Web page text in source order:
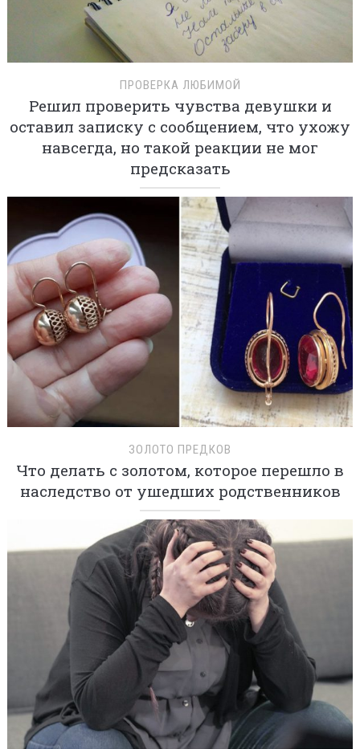
ПРОВЕРКА ЛЮБИМОЙ
Решил проверить чувства девушки и
оставил записку с сообщением, что ухожу
навсегда, но такой реакции не мог
предсказать
ЗОЛОТО ПРЕДКОВ
Что делать с золотом, которое перешло в
наследство от ушедших родственников